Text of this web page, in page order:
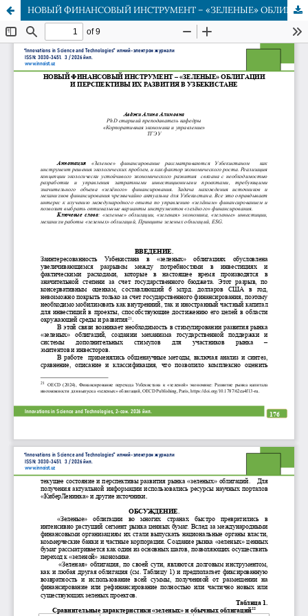
НОВЫЙ ФИНАНСОВЫЙ ИНСТРУМЕНТ – «ЗЕЛЕНЫЕ» ОБЛИГАЦИИ И ПЕРСПЕКТИВЫ ИХ РАЗВИТИЯ В УЗБЕКИСТАНЕ